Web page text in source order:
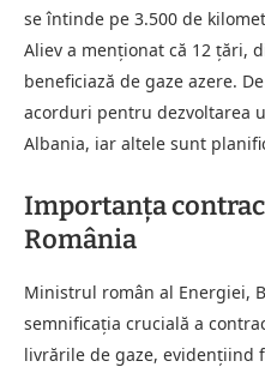
se întinde pe 3.500 de
Aliev a menționat că 12 țări,
beneficiază de gaze azere.
acorduri pentru dezvoltarea
Albania, iar altele sunt
Importanța
România
Ministrul român al Energiei,
semnificația crucială a
livrările de gaze, evidențiind